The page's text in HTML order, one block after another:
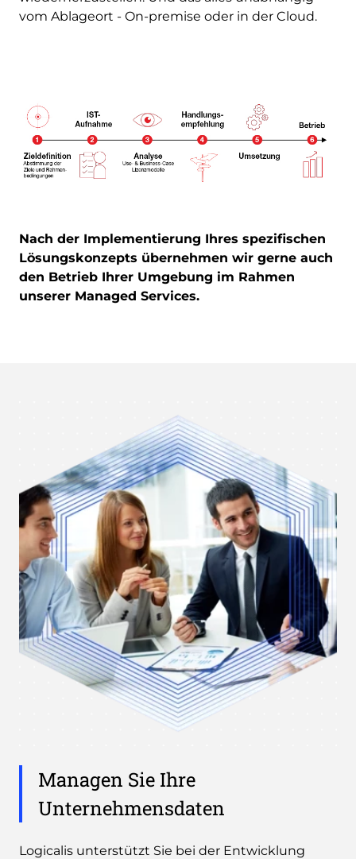
vom Ablageort - On-premise oder in der Cloud.
Nach der Implementierung Ihres spezifischen
Lösungskonzepts übernehmen wir gerne auch
den Betrieb Ihrer Umgebung im Rahmen
unserer Managed Services.
Managen Sie Ihre
Unternehmensdaten
Logicalis unterstützt Sie bei der Entwicklung